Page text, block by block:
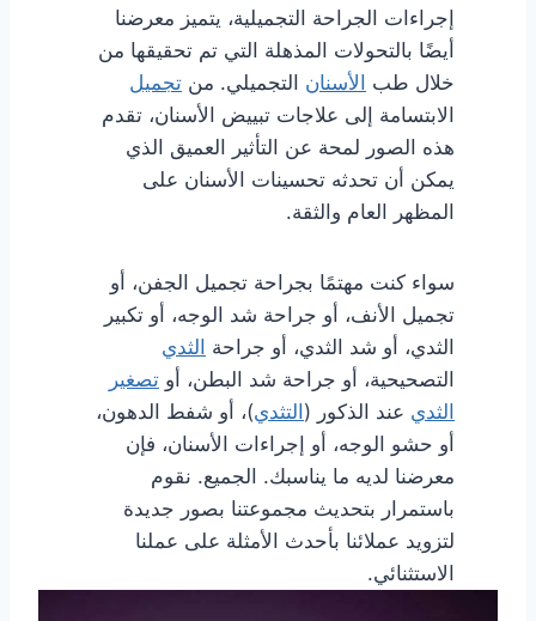
إجراءات الجراحة التجميلية، يتميز معرضنا
أيضًا بالتحولات المذهلة التي تم تحقيقها من
خلال طب
الأسنان التجميلي. من تجميل
الابتسامة إلى علاجات تبييض الأسنان، تقدم
هذه الصور لمحة عن التأثير العميق الذي
يمكن أن تحدثه تحسينات الأسنان على
المظهر العام والثقة.
سواء كنت مهتمًا بجراحة تجميل الجفن، أو
تجميل الأنف، أو جراحة شد الوجه، أو تكبير
الثدي، أو شد الثدي، أو جراحة الثدي
التصحيحية، أو جراحة شد البطن، أو تصغير
الثدي عند الذكور ( التثدي)، أو شفط الدهون،
أو حشو الوجه، أو إجراءات الأسنان، فإن
معرضنا لديه ما يناسبك. الجميع. نقوم
باستمرار بتحديث مجموعتنا بصور جديدة
لتزويد عملائنا بأحدث الأمثلة على عملنا
الاستثنائي.